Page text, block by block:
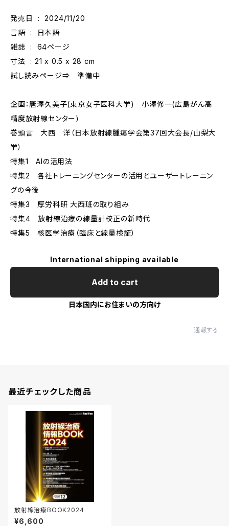
発売日 ‏ : ‎ 2024/11/20
言語 ‏ : ‎ 日本語
雑誌 ‏ : ‎ 64ページ
寸法 ‏ : ‎‎21 x 0.5 x 28 cm
試し読みページ⇒ 準備中
企画：唐澤久美子(東京女子医科大学) 小澤修一(広島がん高
精度放射線センター)
巻頭言 大西 洋（日本放射線腫瘍学会第37回大会長/山梨大
学）
特集1 AIの活用法
特集2 各社トレーニングセンターの活用とユーザートレーニン
グの今後
特集3 厚労科研 大西班の取り組み
特集4 放射線治療の線量計校正の新時代
特集5 核医学治療（臨床と線量検証）
International shipping available
Add to cart
日本国内にお住まいの方向け
通報する
最近チェックした商品
放射線治療BOOK2024
¥6,600